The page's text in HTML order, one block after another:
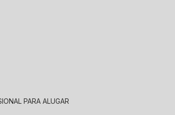
PARA ALUGAR